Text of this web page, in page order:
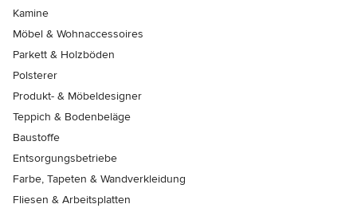
Kamine
Möbel & Wohnaccessoires
Parkett & Holzböden
Polsterer
Produkt- & Möbeldesigner
Teppich & Bodenbeläge
Baustoffe
Entsorgungsbetriebe
Farbe, Tapeten & Wandverkleidung
Fliesen & Arbeitsplatten